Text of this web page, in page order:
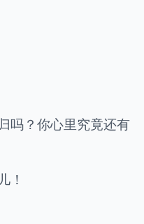
吗？你心里究竟还有
！